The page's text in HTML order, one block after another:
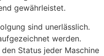
gewährleistet.
sind unerlässlich.
werden.
Status jeder Maschine